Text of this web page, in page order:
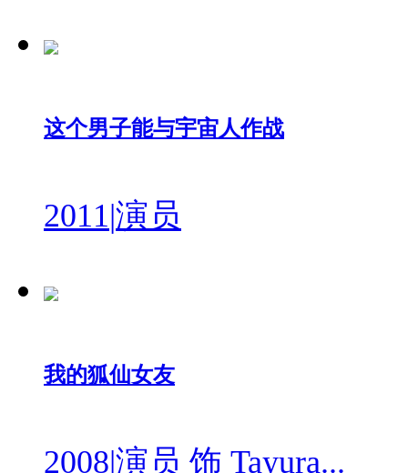
这个男子能与宇宙人作战
2011|演员
我的狐仙女友
2008|演员 饰 Tayura...